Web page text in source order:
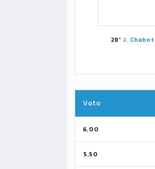
28' J. Chabot
Voto
6,00
5,50